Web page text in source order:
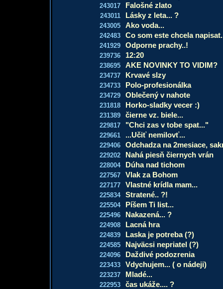
243017 Falošné zlato
243011 Lásky z leta... ?
243005 Ako voda...
242483 Co som este chcela napisat.
241929 Odporne prachy..!
239736 12:20
238695 AKE NOVINKY TO VIDIM?
234737 Krvavé slzy
234733 Polo-profesionálka
234729 Oblečený v nahote
231818 Horko-sladky vecer :)
231389 čierne vz. biele...
229817 "Chci zas v tobe spat..."
229661 ...Učiť nemilovť...
229406 Odchadza na 2mesiace,
229202 Nahá piesň čiernych vrán
228004 Dúha nad tichom
227567 Vlak za Bohom
227177 Vlastné krídla mam...
225834 Stratené.. ?!
225504 Píšem Ti list...
225496 Nakazená... ?
224908 Lacná hra
224839 Laska je potreba (?)
224585 Najväcsi nepriatel (?)
224096 Daždivé podozrenia
223433 Vdychujem... ( o nádeji)
223237 Mladé...
222953 čas ukáže.... ?